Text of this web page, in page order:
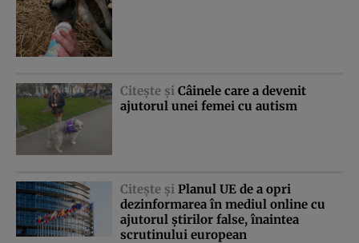
Citeşte şi Câinele care a devenit
ajutorul unei femei cu autism
Citeşte şi Planul UE de a opri
dezinformarea în mediul online cu
ajutorul ştirilor false, înaintea
scrutinului european